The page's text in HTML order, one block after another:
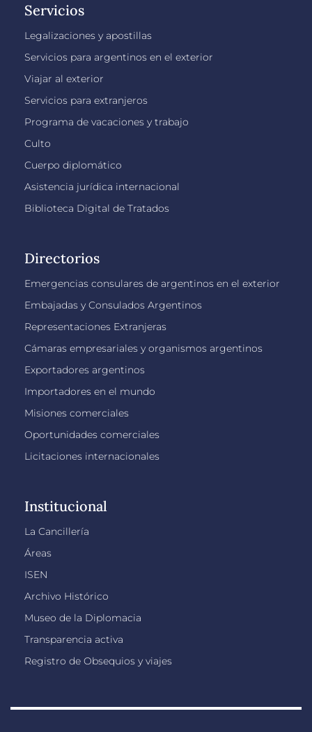
Servicios
Legalizaciones y apostillas
Servicios para argentinos en el exterior
Viajar al exterior
Servicios para extranjeros
Programa de vacaciones y trabajo
Culto
Cuerpo diplomático
Asistencia jurídica internacional
Biblioteca Digital de Tratados
Directorios
Emergencias consulares de argentinos en el exterior
Embajadas y Consulados Argentinos
Representaciones Extranjeras
Cámaras empresariales y organismos argentinos
Exportadores argentinos
Importadores en el mundo
Misiones comerciales
Oportunidades comerciales
Licitaciones internacionales
Institucional
La Cancillería
Áreas
ISEN
Archivo Histórico
Museo de la Diplomacia
Transparencia activa
Registro de Obsequios y viajes